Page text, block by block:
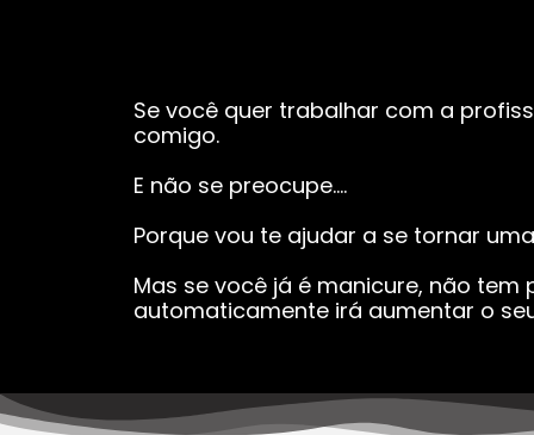
Se você quer trabalhar com a
comigo.
E não se preocupe….
Porque vou te ajudar a se tornar
Mas se você já é manicure, não
automaticamente irá aumentar o